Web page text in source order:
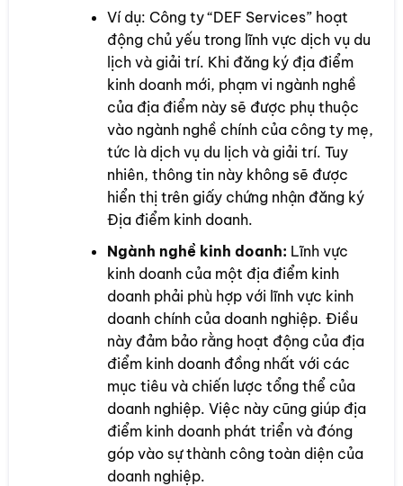
Ví dụ: Công ty “DEF Services” hoạt
động chủ yếu trong lĩnh vực dịch vụ du
lịch và giải trí. Khi đăng ký địa điểm
kinh doanh mới, phạm vi ngành nghề
của địa điểm này sẽ được phụ thuộc
vào ngành nghề chính của công ty mẹ,
tức là dịch vụ du lịch và giải trí. Tuy
nhiên, thông tin này không sẽ được
hiển thị trên giấy chứng nhận đăng ký
Địa điểm kinh doanh.
Ngành nghề kinh doanh: Lĩnh vực
kinh doanh của một địa điểm kinh
doanh phải phù hợp với lĩnh vực kinh
doanh chính của doanh nghiệp. Điều
này đảm bảo rằng hoạt động của địa
điểm kinh doanh đồng nhất với các
mục tiêu và chiến lược tổng thể của
doanh nghiệp. Việc này cũng giúp địa
điểm kinh doanh phát triển và đóng
góp vào sự thành công toàn diện của
doanh nghiệp.